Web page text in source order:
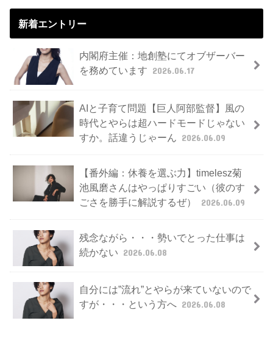
新着エントリー
内閣府主催：地創塾にてオブザーバー
を務めています 2026.06.17
AIと子育て問題【巨人阿部監督】風の
時代とやらは超ハードモードじゃない
すか。話違うじゃーん 2026.06.09
【番外編：休養を選ぶ力】timelesz菊
池風磨さんはやっぱりすごい（彼のす
ごさを勝手に解説するぜ）
2026.06.09
残念ながら・・・勢いでとった仕事は
続かない 2026.06.08
自分には”流れ”とやらが来ていないので
すが・・・という方へ 2026.06.08